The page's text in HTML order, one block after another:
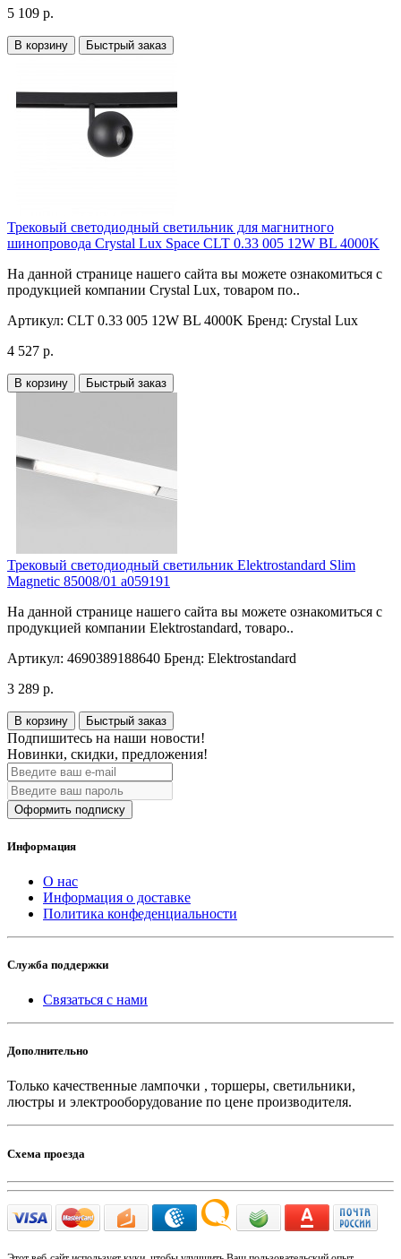
5 109 р.
В корзину Быстрый заказ
Трековый светодиодный светильник для магнитного
шинопровода Crystal Lux Space CLT 0.33 005 12W BL 4000K
На данной странице нашего сайта вы можете ознакомиться с
продукцией компании Crystal Lux, товаром по..
Артикул: CLT 0.33 005 12W BL 4000K Бренд: Crystal Lux
4 527 р.
В корзину Быстрый заказ
Трековый светодиодный светильник Elektrostandard Slim
Magnetic 85008/01 a059191
На данной странице нашего сайта вы можете ознакомиться с
продукцией компании Elektrostandard, товаро..
Артикул: 4690389188640 Бренд: Elektrostandard
3 289 р.
В корзину Быстрый заказ
Подпишитесь на наши новости!
Новинки, скидки, предложения!
Оформить подписку
Информация
О нас
Информация о доставке
Политика конфеденциальности
Служба поддержки
Связаться с нами
Дополнительно
Только качественные лампочки , торшеры, светильники,
люстры и электрооборудование по цене производителя.
Схема проезда